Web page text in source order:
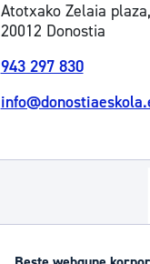
Atotxako Zelaia
20012 Donostia
943 297 830